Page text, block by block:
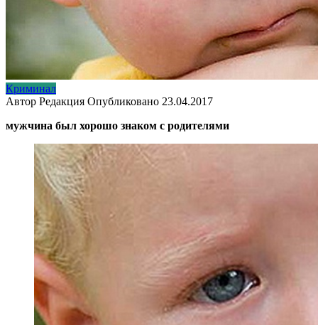
Криминал
Автор Редакция Опубликовано 23.04.2017
мужчина был хорошо знаком с родителями